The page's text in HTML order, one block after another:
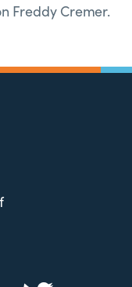
Freddy Cremer.